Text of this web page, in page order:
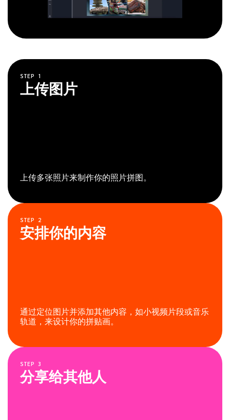
STEP 1
上传图片
上传多张照片来制作你的照片拼图。
STEP 2
安排你的内容
通过定位图片并添加其他内容，如小视频片段或音乐
轨道，来设计你的拼贴画。
STEP 3
分享给其他人